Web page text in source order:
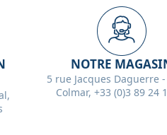
NOTRE
5 rue Jacques Daguerre
Colmar, +33 (0)3 89 24